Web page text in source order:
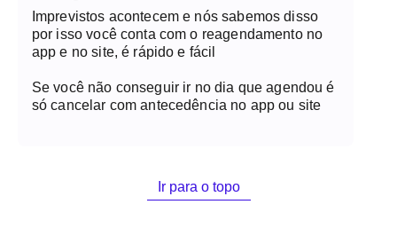
Imprevistos acontecem e nós sabemos disso
por isso você conta com o reagendamento no
app e no site, é rápido e fácil
Se você não conseguir ir no dia que agendou é
só cancelar com antecedência no app ou site
Ir para o topo